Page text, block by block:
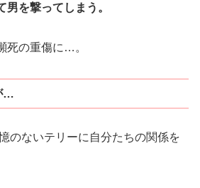
男を撃ってしまう。
死の重傷に…。
…
のないテリーに自分たちの関係を